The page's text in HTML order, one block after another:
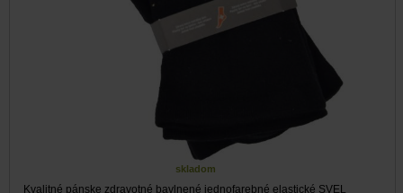
skladom
Kvalitné pánske zdravotné bavlnené jednofarebné elastické SVEL